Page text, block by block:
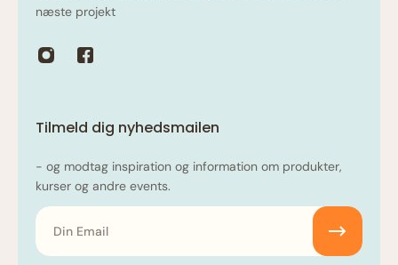
næste projekt
Tilmeld dig nyhedsmailen
- og modtag inspiration og information om produkter,
kurser og andre events.
Email